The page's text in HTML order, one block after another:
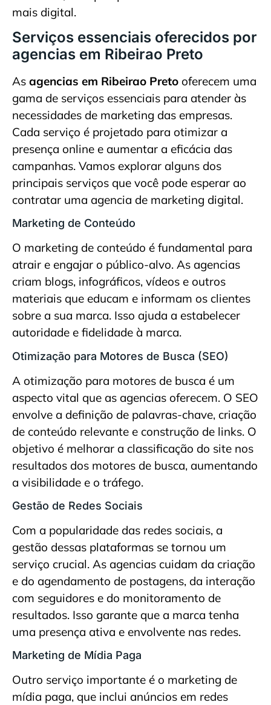
mais digital.
Serviços essenciais oferecidos por
agencias em Ribeirao Preto
As agencias em Ribeirao Preto oferecem uma
gama de serviços essenciais para atender às
necessidades de marketing das empresas.
Cada serviço é projetado para otimizar a
presença online e aumentar a eficácia das
campanhas. Vamos explorar alguns dos
principais serviços que você pode esperar ao
contratar uma agencia de marketing digital.
Marketing de Conteúdo
O marketing de conteúdo é fundamental para
atrair e engajar o público-alvo. As agencias
criam blogs, infográficos, vídeos e outros
materiais que educam e informam os clientes
sobre a sua marca. Isso ajuda a estabelecer
autoridade e fidelidade à marca.
Otimização para Motores de Busca (SEO)
A otimização para motores de busca é um
aspecto vital que as agencias oferecem. O SEO
envolve a definição de palavras-chave, criação
de conteúdo relevante e construção de links. O
objetivo é melhorar a classificação do site nos
resultados dos motores de busca, aumentando
a visibilidade e o tráfego.
Gestão de Redes Sociais
Com a popularidade das redes sociais, a
gestão dessas plataformas se tornou um
serviço crucial. As agencias cuidam da criação
e do agendamento de postagens, da interação
com seguidores e do monitoramento de
resultados. Isso garante que a marca tenha
uma presença ativa e envolvente nas redes.
Marketing de Mídia Paga
Outro serviço importante é o marketing de
mídia paga, que inclui anúncios em redes